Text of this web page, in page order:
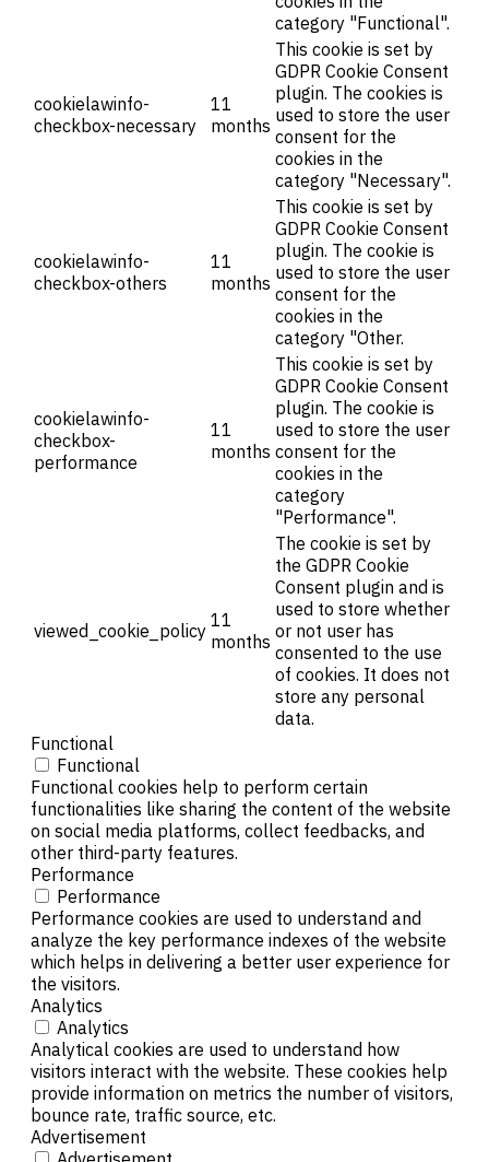
category "Functional".
cookielawinfo-
checkbox-necessary
11
months
This cookie is set by
GDPR Cookie Consent
plugin. The cookies is
used to store the user
consent for the
cookies in the
category "Necessary".
cookielawinfo-
checkbox-others
11
months
This cookie is set by
GDPR Cookie Consent
plugin. The cookie is
used to store the user
consent for the
cookies in the
category "Other.
cookielawinfo-
checkbox-
performance
11
months
This cookie is set by
GDPR Cookie Consent
plugin. The cookie is
used to store the user
consent for the
cookies in the
category
"Performance".
viewed_cookie_policy 11
months
The cookie is set by
the GDPR Cookie
Consent plugin and is
used to store whether
or not user has
consented to the use
of cookies. It does not
store any personal
data.
Functional
Functional
Functional cookies help to perform certain
functionalities like sharing the content of the website
on social media platforms, collect feedbacks, and
other third-party features.
Performance
Performance
Performance cookies are used to understand and
analyze the key performance indexes of the website
which helps in delivering a better user experience for
the visitors.
Analytics
Analytics
Analytical cookies are used to understand how
visitors interact with the website. These cookies help
provide information on metrics the number of visitors,
bounce rate, traffic source, etc.
Advertisement